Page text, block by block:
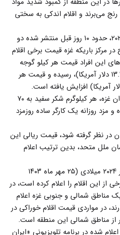
می‌برند و اقلام اندکی به سختی
در این گزارش که در ۱۸ اکتبر ۲۰۲۴، حدود ۱۰ روز قبل منتشر شده دو
در مرکز باریکه غزه قیمت برخی اقلام
این افراد قیمت هر کیلو گوجه
فرنگی به ۵۰ شِکِل اسرائیل (۱۳.۴۲ دلار آمریکا)، رسیده و قیمت هر
بر اساس گفته‌های این شهروندان غزه، هر کیلوگرم شکر سفید به ۷۰
رسیده و مزد روزانه یک کارگر ساده روزمزد
۶۰ هزار تومان در نظر گرفته شود، قیمت ریالی این
ملل متحد، بدین ترتیب اعلام
شبکه خبری الجزیره نیز ۱۶ اکتبر ۲۰۲۴ میلادی (۲۵ مهر ماه ۱۴۰۳
از این اقلام را اعلام کرده است، در
مناطق شمالی و جنوبی غزه اعلام
در مواردی قیمت اقلام خوراکی در
شده در برنامه تلویزیونی «ایران